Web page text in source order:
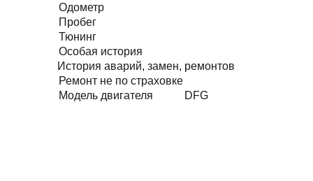
Одометр
Пробег
Тюнинг
Особая история
История аварий, замен, ремонтов
Ремонт не по страховке
Модель двигателя
DFG